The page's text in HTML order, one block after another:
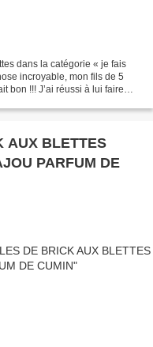
dans la catégorie « je fais
incroyable, mon fils de 5
bon !!! J’ai réussi à lui faire
AUX BLETTES
PARFUM DE